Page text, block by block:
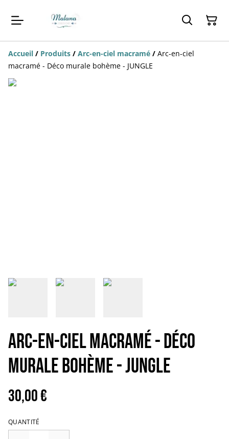
Accueil / Produits / Arc-en-ciel macramé / Arc-en-ciel
macramé - Déco murale bohème - JUNGLE
Arc-en-ciel macramé - Déco
murale bohème - JUNGLE
30,00 €
QUANTITÉ